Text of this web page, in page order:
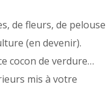
de fleurs, de pelouse
(en devenir).
cocon de verdure…
mis à votre